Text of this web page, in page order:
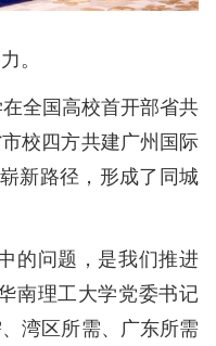
。
全国高校首开部省共
校四方共建广州国际
新路径，形成了同城
的问题，是我们推进
南理工大学党委书记
湾区所需、广东所需